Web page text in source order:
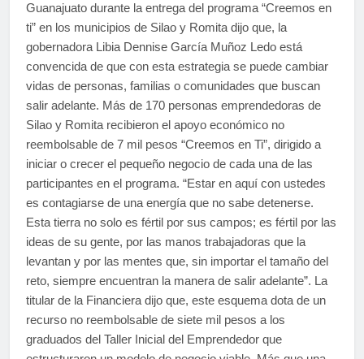
Guanajuato durante la entrega del programa “Creemos en
ti” en los municipios de Silao y Romita dijo que, la
gobernadora Libia Dennise García Muñoz Ledo está
convencida de que con esta estrategia se puede cambiar
vidas de personas, familias o comunidades que buscan
salir adelante. Más de 170 personas emprendedoras de
Silao y Romita recibieron el apoyo económico no
reembolsable de 7 mil pesos “Creemos en Ti”, dirigido a
iniciar o crecer el pequeño negocio de cada una de las
participantes en el programa. “Estar en aquí con ustedes
es contagiarse de una energía que no sabe detenerse.
Esta tierra no solo es fértil por sus campos; es fértil por las
ideas de su gente, por las manos trabajadoras que la
levantan y por las mentes que, sin importar el tamaño del
reto, siempre encuentran la manera de salir adelante”. La
titular de la Financiera dijo que, este esquema dota de un
recurso no reembolsable de siete mil pesos a los
graduados del Taller Inicial del Emprendedor que